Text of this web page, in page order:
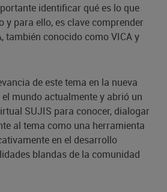
identificar qué es lo que
y para ello, es clave comprender
también conocido como VICA y
de este tema en la nueva
mundo actualmente y abrió un
SUJIS para conocer, dialogar
al tema como una herramienta
en el desarrollo
blandas de la comunidad